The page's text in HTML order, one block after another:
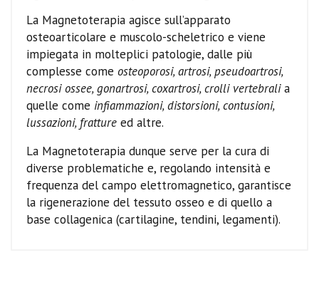
La Magnetoterapia agisce sull’apparato
osteoarticolare e muscolo-scheletrico e viene
impiegata in molteplici patologie, dalle più
complesse come osteoporosi, artrosi, pseudoartrosi,
necrosi ossee, gonartrosi, coxartrosi, crolli vertebralia
quelle come infiammazioni, distorsioni, contusioni,
lussazioni, fratture ed altre.
La Magnetoterapia dunque serve per la cura di
diverse problematiche e, regolando intensità e
frequenza del campo elettromagnetico, garantisce
la rigenerazione del tessuto osseo e di quello a
base collagenica (cartilagine, tendini, legamenti).